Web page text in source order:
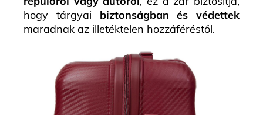
hogy tárgyai biztonságban és védettek
maradnak az illetéktelen hozzáféréstől.